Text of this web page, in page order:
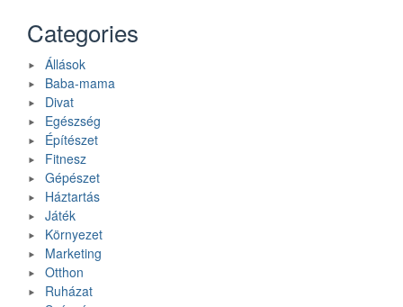
Categories
Állások
Baba-mama
Divat
Egészség
Építészet
Fitnesz
Gépészet
Háztartás
Játék
Környezet
Marketing
Otthon
Ruházat